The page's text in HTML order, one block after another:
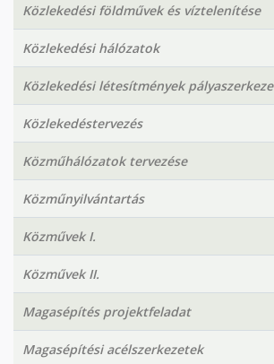
Közlekedési földművek és víztelenítése
Közlekedési hálózatok
Közlekedési létesítmények
Közlekedéstervezés
Közműhálózatok tervezése
Közműnyilvántartás
Közművek I.
Közművek II.
Magasépítés projektfeladat
Magasépítési acélszerkezetek